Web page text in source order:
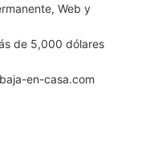
Web y
de 5,000 dólares
en-casa.com